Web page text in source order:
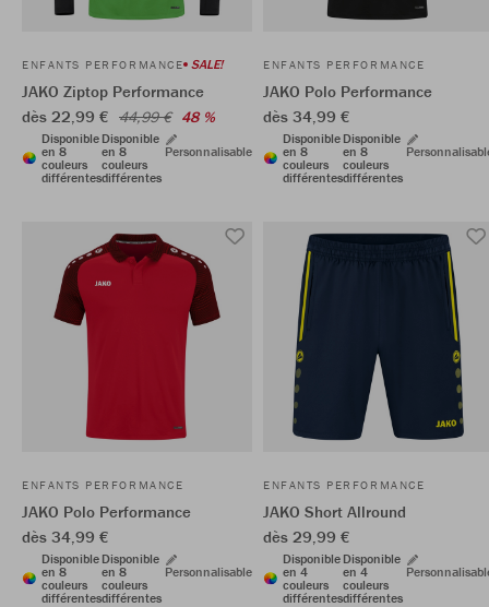
ENFANTS PERFORMANCE SALE!
JAKO Ziptop Performance
dès 22,99 € 44,99 € 48 %
Disponible
en 8
couleurs
différentes
Disponible
en 8
couleurs
différentes
Personnalisable
ENFANTS PERFORMANCE
JAKO Polo Performance
dès 34,99 €
Disponible
en 8
couleurs
différentes
Disponible
en 8
couleurs
différentes
ENFANTS PERFORMANCE
JAKO Polo Performance
dès 34,99 €
Disponible
en 8
couleurs
différentes
Disponible
en 8
couleurs
différentes
Personnalisable
ENFANTS PERFORMANCE
JAKO Short Allround
dès 29,99 €
Disponible
en 4
couleurs
différentes
Disponible
en 4
couleurs
différentes